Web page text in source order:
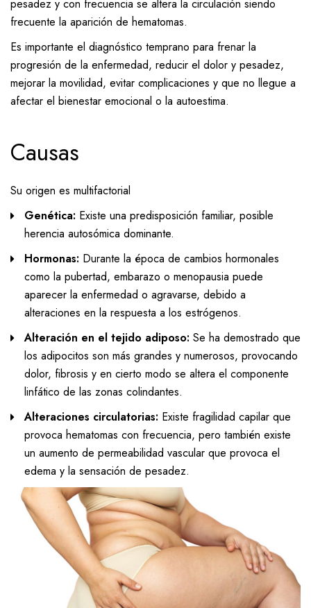
pesadez y con frecuencia se altera la circulación siendo
frecuente la aparición de hematomas.
Es importante el diagnóstico temprano para frenar la
progresión de la enfermedad, reducir el dolor y pesadez,
mejorar la movilidad, evitar complicaciones y que no llegue a
afectar el bienestar emocional o la autoestima.
Causas
Su origen es multifactorial
Genética: Existe una predisposición familiar, posible
herencia autosómica dominante.
Hormonas: Durante la época de cambios hormonales
como la pubertad, embarazo o menopausia puede
aparecer la enfermedad o agravarse, debido a
alteraciones en la respuesta a los estrógenos.
Alteración en el tejido adiposo: Se ha demostrado que
los adipocitos son más grandes y numerosos, provocando
dolor, fibrosis y en cierto modo se altera el componente
linfático de las zonas colindantes.
Alteraciones circulatorias: Existe fragilidad capilar que
provoca hematomas con frecuencia, pero también existe
un aumento de permeabilidad vascular que provoca el
edema y la sensación de pesadez.